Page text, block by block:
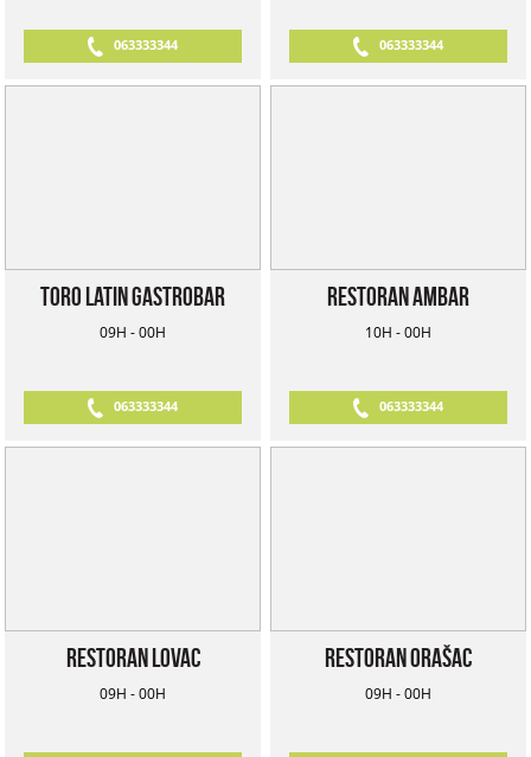
063333344 063333344
Toro Latin Gastrobar
09H - 00H
063333344
Restoran Ambar
10H - 00H
063333344
Restoran Lovac
09H - 00H
Restoran Orašac
09H - 00H